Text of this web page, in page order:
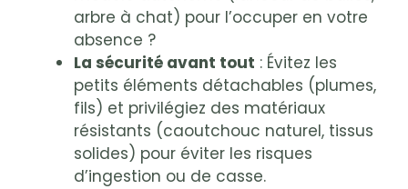
arbre à chat) pour l’occuper en votre
absence ?
La sécurité avant tout : Évitez les
petits éléments détachables (plumes,
fils) et privilégiez des matériaux
résistants (caoutchouc naturel, tissus
solides) pour éviter les risques
d’ingestion ou de casse.